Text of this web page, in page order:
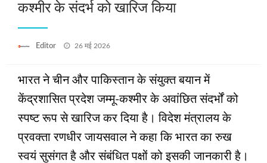
कश्मीर के संदर्भ को खारिज किया
Editor
Posted
26 मई 2026
भारत ने चीन और पाकिस्तान के संयुक्त बयान में
केंद्रशासित प्रदेश जम्मू-कश्मीर के अवांछित संदर्भों को
स्पष्ट रूप से खारिज कर दिया है। विदेश मंत्रालय के
प्रवक्ता रणधीर जायसवाल ने कहा कि भारत का रुख
स्वयं सुसंगत है और संबंधित पक्षों को इसकी जानकारी है।